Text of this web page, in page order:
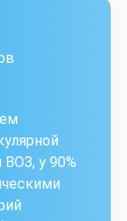
у 90%